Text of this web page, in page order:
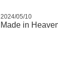
2024/05/10
Made in